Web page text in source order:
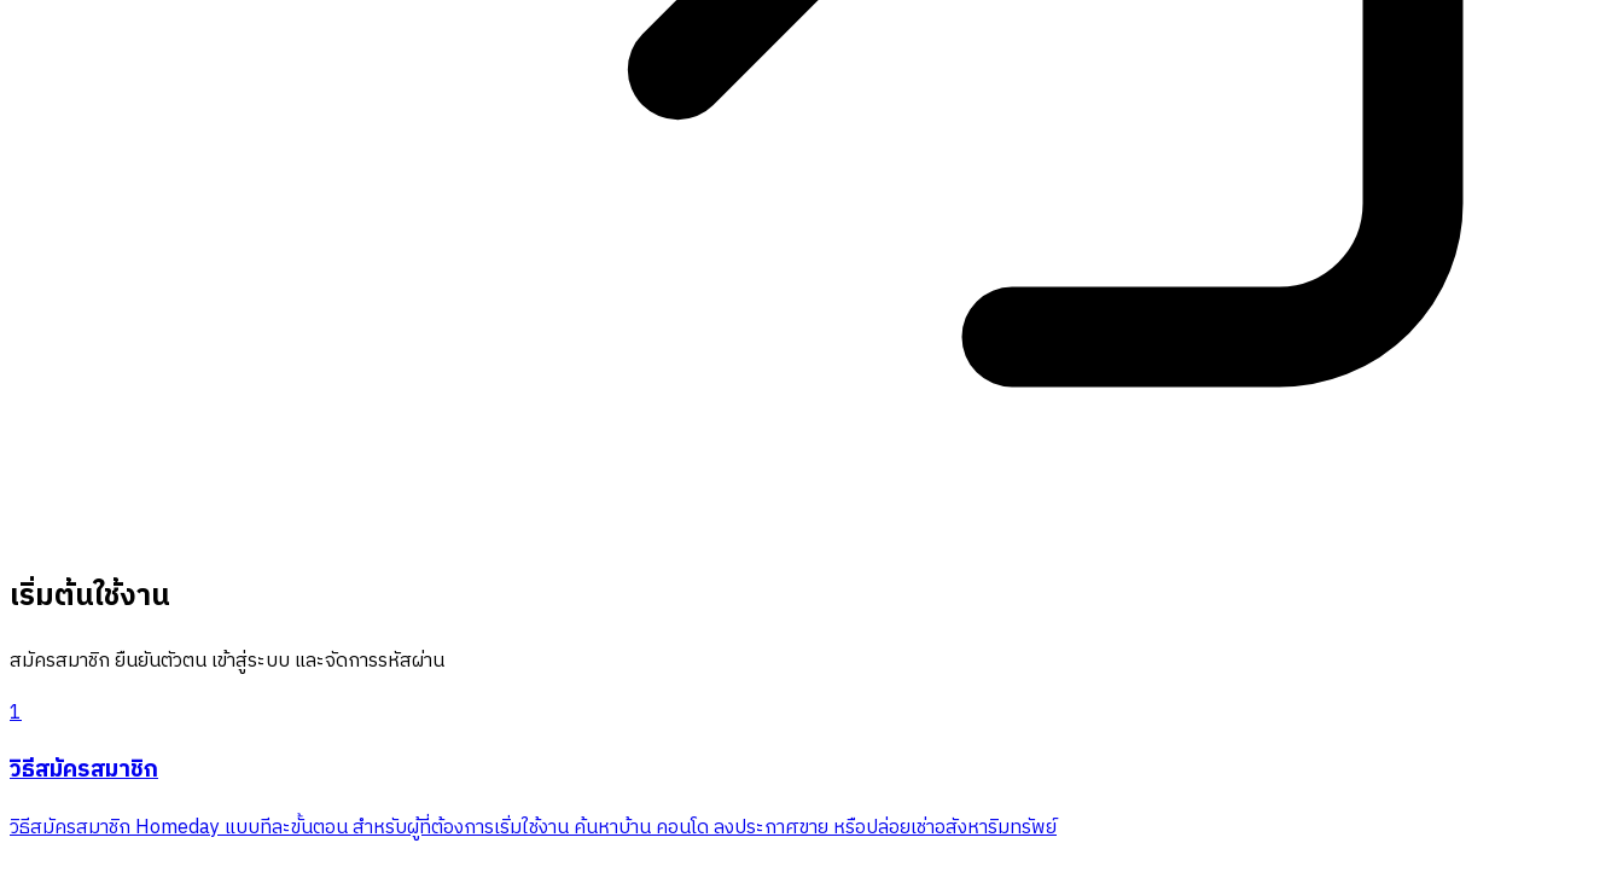
เริ่มต้นใช้งาน
สมัครสมาชิก ยืนยันตัวตน เข้าสู่ระบบ และจัดการรหัสผ่าน
1
วิธีสมัครสมาชิก
วิธีสมัครสมาชิก Homeday แบบทีละขั้นตอน สำหรับผู้ที่ต้องการเริ่มใช้งาน ค้นหาบ้าน คอนโด ลงประกาศขาย หรือปล่อยเช่าอสังหาริมทรัพย์